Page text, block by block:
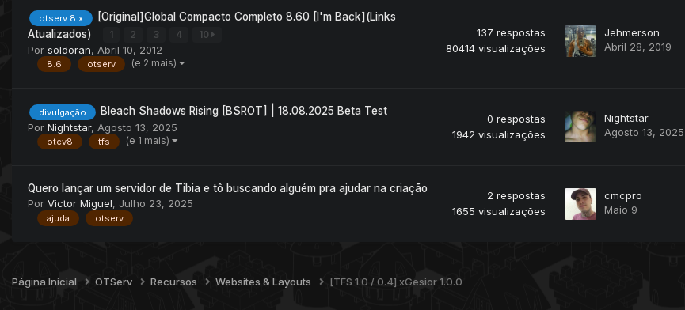
otserv 8.x
[Original]Global Compacto Completo 8.60 [I'm Back](Links
Atualizados)
1 2 3 4 10
Por soldoran, Abril 10, 2012
8.6 otserv (e 2 mais)
137 respostas
80414 visualizações
Jehmerson
Abril 28, 2019
divulgação
Bleach Shadows Rising [BSROT] | 18.08.2025 Beta Test
Por Nightstar, Agosto 13, 2025
otcv8 tfs (e 1 mais)
0 respostas
1942 visualizações
Nightstar
Agosto 13, 2025
Quero lançar um servidor de Tibia e tô buscando alguém pra ajudar na criação
Por Victor Miguel, Julho 23, 2025
ajuda otserv
2 respostas
1655 visualizações
cmcpro
Maio 9
Página Inicial OTServ Recursos Websites & Layouts [TFS 1.0 / 0.4] xGesior 1.0.0